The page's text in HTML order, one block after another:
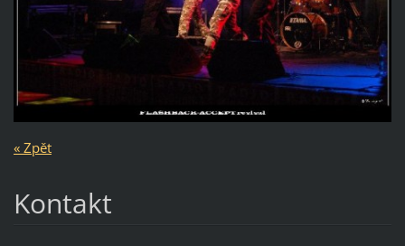
« Zpět
Kontakt